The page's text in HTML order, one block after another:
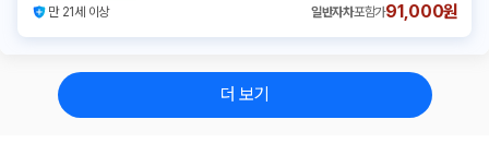
만 21세 이상
일반자차포함가91,000원
더 보기